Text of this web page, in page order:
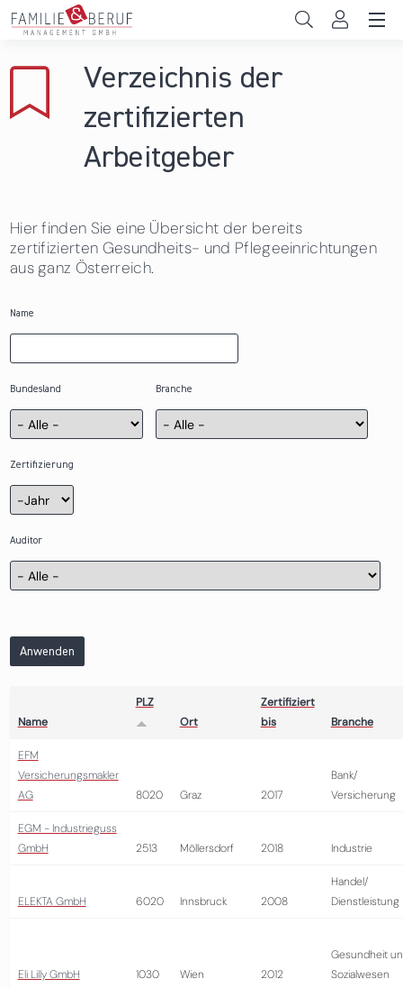
Direkt zum Inhalt
Gemeinden
Das sind wir
News & Events
Verzeichnis der
zertifizierten
Arbeitgeber
Hier finden Sie eine Übersicht der bereits
zertifizierten Gesundheits- und Pflegeeinrichtungen
aus ganz Österreich.
Name
Bundesland Branche
Zertifizierung
Zertifizierung
Jahr
Auditor
Anwenden
Name
PLZ
Ort
Zertifiziert
bis
Branche
EFM
Versicherungsmakler
AG
8020 Graz 2017
Bank/
Versicherung
EGM - Industrieguss
GmbH
2513 Möllersdorf 2018 Industrie
ELEKTA GmbH 6020 Innsbruck 2008
Handel/
Dienstleistung
Eli Lilly GmbH 1030 Wien 2012
Gesundheit
Sozialwesen